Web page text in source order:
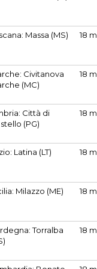
Massa (MS) 18 m
Civitanova
(MC)
18 m
Città di
(PG)
18 m
Latina (LT) 18 m
Milazzo (ME) 18 m
Torralba
18 m